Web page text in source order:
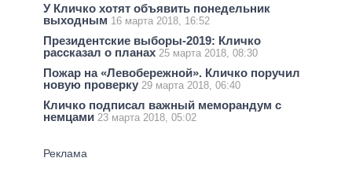
У Кличко хотят объявить понедельник
выходным 16 марта 2018, 16:52
Президентские выборы-2019: Кличко
рассказал о планах 25 марта 2018, 08:30
Пожар на «Левобережной». Кличко поручил
новую проверку 29 марта 2018, 06:40
Кличко подписал важный меморандум с
немцами 23 марта 2018, 05:02